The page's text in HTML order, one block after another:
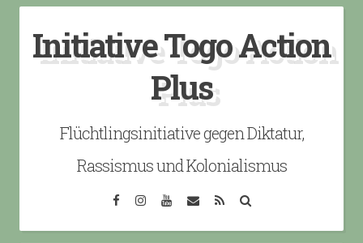
content
Initiative Togo Action
Plus
Flüchtlingsinitiative gegen Diktatur,
Rassismus und Kolonialismus
FacebookInstagramYouTube
EmailRSS